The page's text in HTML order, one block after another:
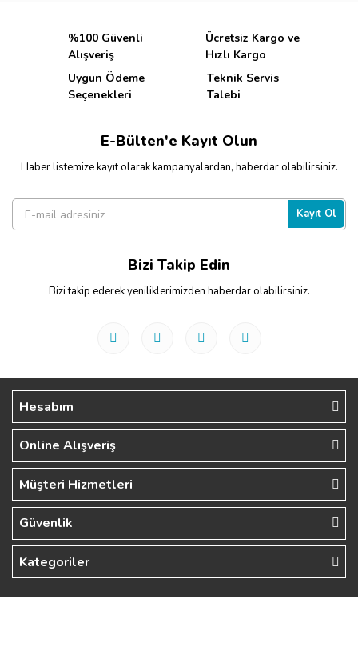
%100 Güvenli
Alışveriş
Ücretsiz Kargo ve
Hızlı Kargo
Uygun Ödeme
Seçenekleri
Teknik Servis
Talebi
E-Bülten'e Kayıt Olun
Haber listemize kayıt olarak kampanyalardan, haberdar olabilirsiniz.
Kayıt Ol
Bizi Takip Edin
Bizi takip ederek yeniliklerimizden haberdar olabilirsiniz.
Hesabım
Online Alışveriş
Müşteri Hizmetleri
Güvenlik
Kategoriler